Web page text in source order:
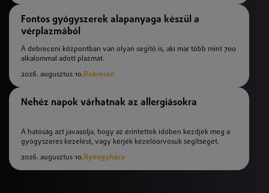
Fontos gyógyszerek alapanyaga készül a
vérplazmából
A debreceni központban van olyan segítő is, aki már több mint 700
alkalommal adott plazmát.
2026. augusztus 10.Debrecen
Nehéz napok várhatnak az allergiásokra
A hatóság azt javasolja, hogy az érintettek időben kezdjék meg a
gyógyszeres kezelést, vagy kérjék kezelőorvosuk segítségét.
2026. augusztus 10. Nyíregyháza